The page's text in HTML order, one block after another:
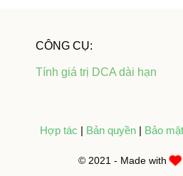
CÔNG CỤ:
Tính giá trị DCA dài hạn
Hợp tác | Bản quyền | Bảo mật
© 2021 - Made with